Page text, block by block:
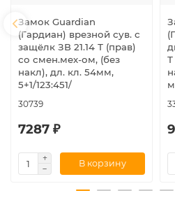
Замок Guardian
(Гардиан) врезной сув. с
защёлк ЗВ 21.14 Т (прав)
со смен.мех-ом, (без
накл), дл. кл. 54мм,
5+1/123:451/
30739
7287 ₽
В корзину
Т